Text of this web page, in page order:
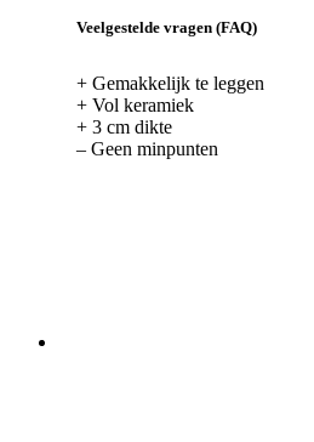
Veelgestelde vragen (FAQ)
+ Gemakkelijk te leggen
+ Vol keramiek
+ 3 cm dikte
– Geen minpunten